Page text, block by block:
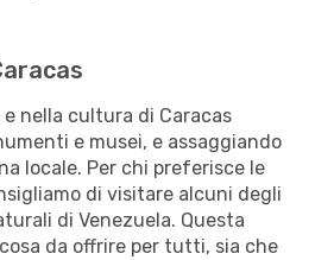
nella cultura di Caracas
e musei, e assaggiando
locale. Per chi preferisce le
di visitare alcuni degli
di Venezuela. Questa
da offrire per tutti, sia che